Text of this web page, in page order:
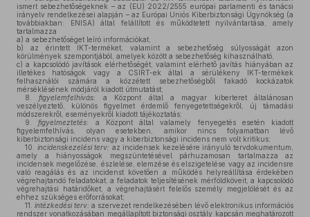
ismert sebezhetőségeknek – az (EU) 2022/2555 európai parlamenti és tanácsi
irányelv rendelkezései alapján – az Európai Uniós Kiberbiztonsági Ügynökség (a
továbbiakban: ENISA) által felállított és működtetett nyilvántartása, amely
tartalmazza
a) a sebezhetőséget leíró információkat,
b) az érintett IKT-terméket, valamint a sebezhetőség súlyosságát azon
körülmények szempontjából, amelyek között a sebezhetőség kihasználható,
c) a kapcsolódó javítások elérhetőségét, valamint elérhető javítás hiányában az
illetékes hatóságok vagy a CSIRT-ek által a sérülékeny IKT-termékek
felhasználói számára a közzétett sebezhetőségből fakadó kockázatok
mérséklésének módjáról kiadott útmutatást;
8.
figyelemfelhívás:
a Központ által a magyar kiberteret általánosan
veszélyeztető, különös figyelmet érdemlő fenyegetettségekről, új támadási
módszerekről, eseményekről kiadott tájékoztatás;
9.
figyelmeztetés:
a Központ által valamely fenyegetés esetén kiadott
figyelemfelhívás, olyan esetekben, amikor nincs folyamatban lévő
kiberbiztonsági incidens vagy a kiberbiztonsági incidens nem volt kritikus;
10.
incidenskezelési terv: az incidensek kezelésére irányuló tervdokumentum,
amely a hiányosságok megszüntetésével párhuzamosan tartalmazza az
incidensek megelőzése, észlelése, elemzése és elszigetelése vagy az incidensre
való reagálás és az incidenst követően a működés helyreállítása érdekében
végrehajtandó feladatokat, a feladatok teljesítésének mérföldköveit, a kapcsolódó
végrehajtási határidőket, a végrehajtásért felelős személy megjelölését és az
ehhez szükséges erőforrásokat;
11. intézkedési terv: a szervezet rendelkezésében lévő elektronikus információs
rendszer vonatkozásában megállapított biztonsági osztály kapcsán meghatározott